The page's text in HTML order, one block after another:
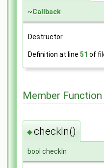
~Callback
Destructor.
Definition at line 51 of
Member
◆checkIn()
bool checkIn